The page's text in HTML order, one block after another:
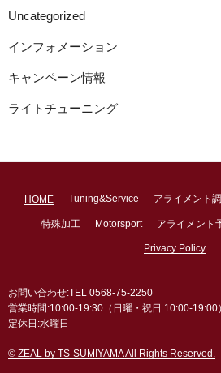
Uncategorized
インフォメーション
キャンペーン情報
ライトチューニング
HOME Tuning&Service アライメント
特殊加工 Motorsport アライメント
Privacy Policy
お問い合わせ:TEL 0568-75-2250
営業時間:10:00-19:30（日曜・祝日 10:00-19:00）
定休日:水曜日
© ZEAL by TS-SUMIYAMA All Rights Reserved.